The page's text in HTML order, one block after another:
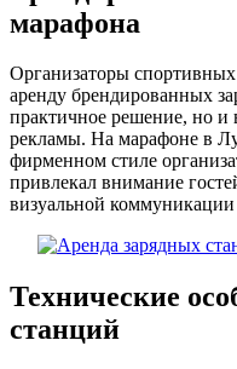
марафона
Организаторы
аренду брендированных
практичное решение, но и
рекламы. На марафоне в
фирменном стиле
привлекал внимание
визуальной
Технические
станций